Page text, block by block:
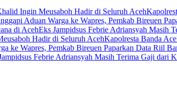
Ingin Meusaboh Hadir di Seluruh Aceh
Aduan Warga ke Wapres, Pemkab Bireuen
di AcehEks Jampidsus Febrie Adriansyah Masih
Hadir di Seluruh AcehKapolresta Banda
ke Wapres, Pemkab Bireuen Paparkan Data Riil
Febrie Adriansyah Masih Terima Gaji dari